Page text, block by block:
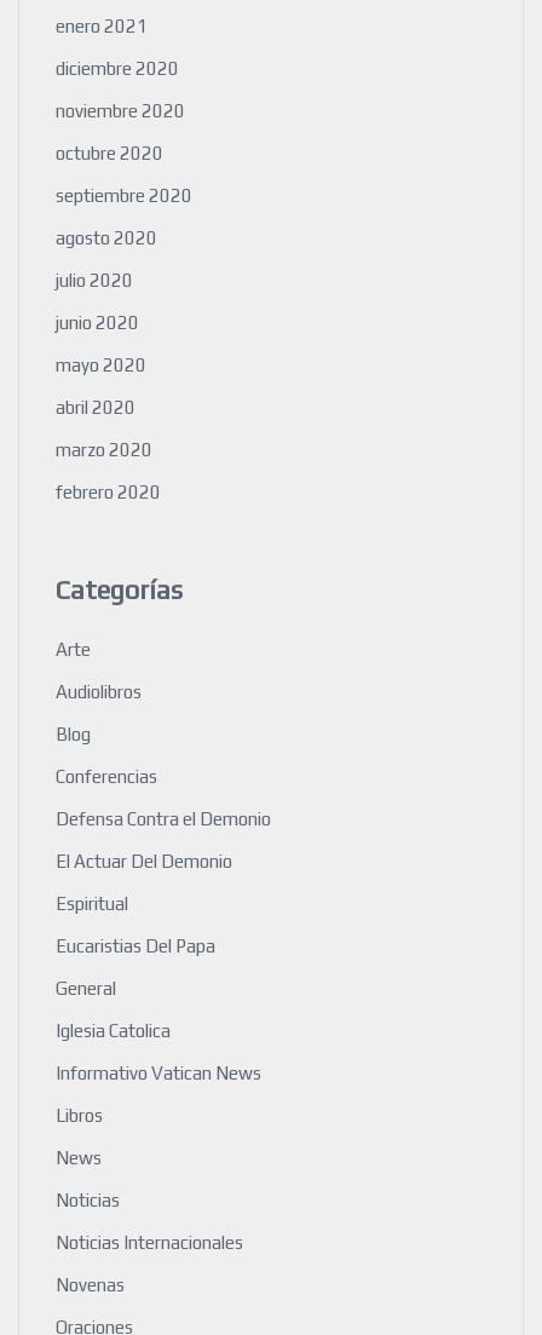
enero 2021
diciembre 2020
noviembre 2020
octubre 2020
septiembre 2020
agosto 2020
julio 2020
junio 2020
mayo 2020
abril 2020
marzo 2020
febrero 2020
Categorías
Arte
Audiolibros
Blog
Conferencias
Defensa Contra el Demonio
El Actuar Del Demonio
Espiritual
Eucaristias Del Papa
General
Iglesia Catolica
Informativo Vatican News
Libros
News
Noticias
Noticias Internacionales
Novenas
Oraciones